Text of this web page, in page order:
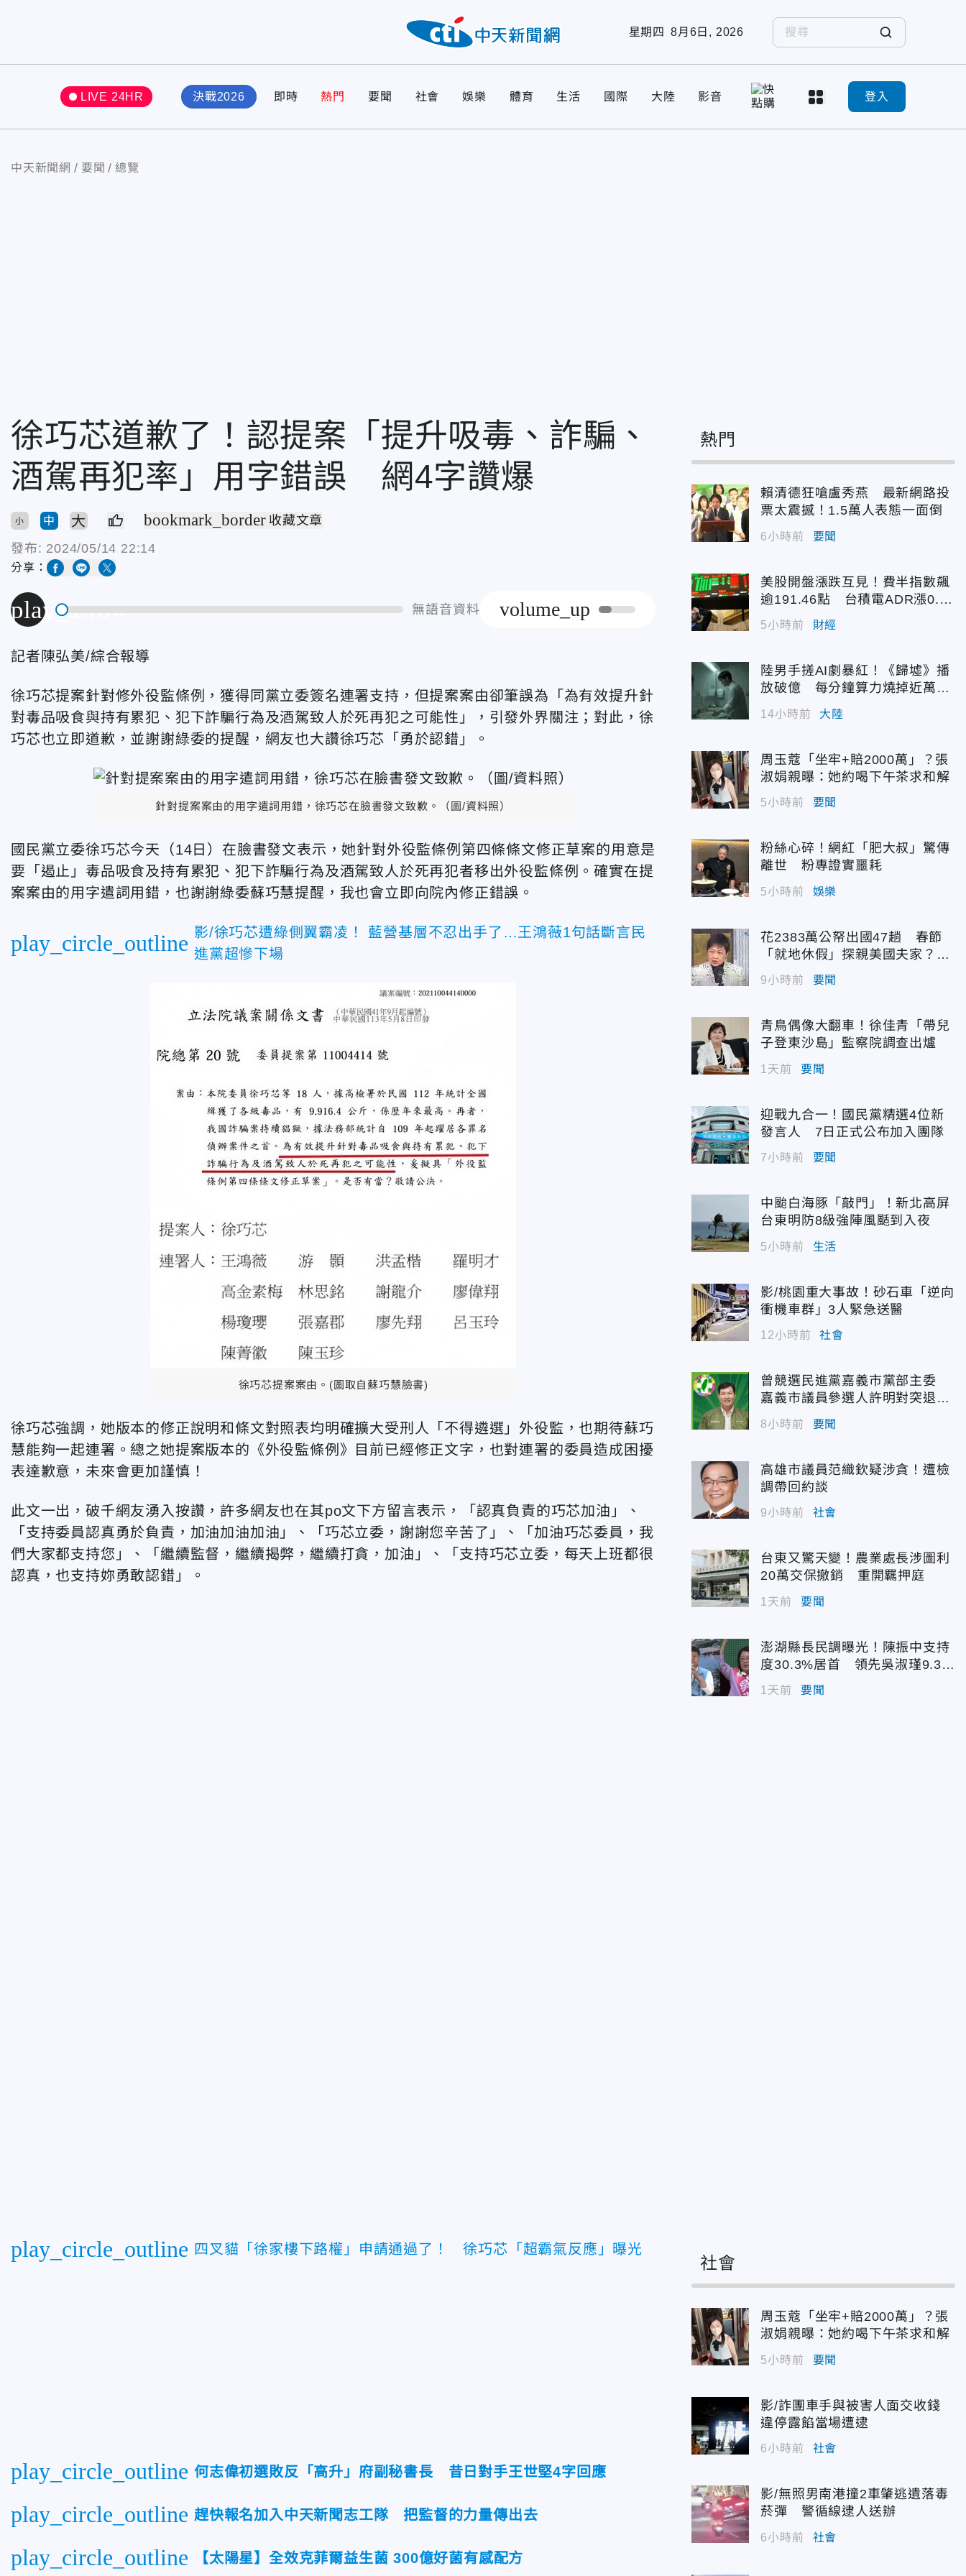
星期四 8月6日, 2026
LIVE 24HR 決戰2026 即時 熱門 要聞 社會 娛樂 體育 生活 國際 大陸 影音 登入
中天新聞網 要聞 總覽
徐巧芯道歉了！認提案「提升吸毒、詐騙、
酒駕再犯率」用字錯誤 網4字讚爆
小 中 大 bookmark_border 收藏文章
發布: 2024/05/14 22:14
分享：
play_arrow 無語音資料 volume_up
記者陳弘美/綜合報導
徐巧芯提案針對修外役監條例，獲得同黨立委簽名連署支持，但提案案由卻筆誤為「為有效提升針
對毒品吸食與持有累犯、犯下詐騙行為及酒駕致人於死再犯之可能性」，引發外界關注；對此，徐
巧芯也立即道歉，並謝謝綠委的提醒，網友也大讚徐巧芯「勇於認錯」。
針對提案案由的用字遣詞用錯，徐巧芯在臉書發文致歉。（圖/資料照）
國民黨立委徐巧芯今天（14日）在臉書發文表示，她針對外役監條例第四條條文修正草案的用意是
要「遏止」毒品吸食及持有累犯、犯下詐騙行為及酒駕致人於死再犯者移出外役監條例。確實在提
案案由的用字遣詞用錯，也謝謝綠委蘇巧慧提醒，我也會立即向院內修正錯誤。
play_circle_outline 影/徐巧芯遭綠側翼霸凌！ 藍營基層不忍出手了…王鴻薇1句話斷言民
進黨超慘下場
徐巧芯提案案由。(圖取自蘇巧慧臉書)
徐巧芯強調，她版本的修正說明和條文對照表均明確擴大受刑人「不得遴選」外役監，也期待蘇巧
慧能夠一起連署。總之她提案版本的《外役監條例》目前已經修正文字，也對連署的委員造成困擾
表達歉意，未來會更加謹慎！
此文一出，破千網友湧入按讚，許多網友也在其po文下方留言表示，「認真負責的巧芯加油」、
「支持委員認真勇於負責，加油加油加油」、「巧芯立委，謝謝您辛苦了」、「加油巧芯委員，我
們大家都支持您」、「繼續監督，繼續揭弊，繼續打貪，加油」、「支持巧芯立委，每天上班都很
認真，也支持妳勇敢認錯」。
play_circle_outline 四叉貓「徐家樓下路權」申請通過了！ 徐巧芯「超霸氣反應」曝光
play_circle_outline 何志偉初選敗反「高升」府副秘書長 昔日對手王世堅4字回應
play_circle_outline 趕快報名加入中天新聞志工隊 把監督的力量傳出去
play_circle_outline 【太陽星】全效克菲爾益生菌 300億好菌有感配方
熱門
賴清德狂嗆盧秀燕 最新網路投
票太震撼！1.5萬人表態一面倒
6小時前 要聞
美股開盤漲跌互見！費半指數飆
逾191.46點 台積電ADR漲0.9
3%
5小時前 財經
陸男手搓AI劇暴紅！《歸墟》播
放破億 每分鐘算力燒掉近萬台
14小時前 大陸
周玉蔻「坐牢+賠2000萬」？張
淑娟親曝：她約喝下午茶求和解
5小時前 要聞
粉絲心碎！網紅「肥大叔」驚傳
離世 粉專證實噩耗
5小時前 娛樂
花2383萬公帑出國47趟 春節
「就地休假」探親美國夫家？徐
佳青回應了
9小時前 要聞
青鳥偶像大翻車！徐佳青「帶兒
子登東沙島」監察院調查出爐
1天前 要聞
迎戰九合一！國民黨精選4位新
發言人 7日正式公布加入團隊
7小時前 要聞
中颱白海豚「敲門」！新北高屏
台東明防8級強陣風颳到入夜
5小時前 生活
影/桃園重大事故！砂石車「逆向
衝機車群」3人緊急送醫
12小時前 社會
曾競選民進黨嘉義市黨部主委
嘉義市議員參選人許明對突退
選！
8小時前 要聞
高雄市議員范織欽疑涉貪！遭檢
調帶回約談
9小時前 社會
台東又驚天變！農業處長涉圖利
20萬交保撤銷 重開羈押庭
1天前 要聞
澎湖縣長民調曝光！陳振中支持
度30.3%居首 領先吳淑瑾9.3個
百分點
1天前 要聞
社會
周玉蔻「坐牢+賠2000萬」？張
淑娟親曝：她約喝下午茶求和解
5小時前 要聞
影/詐團車手與被害人面交收錢
違停露餡當場遭逮
6小時前 社會
影/無照男南港撞2車肇逃遺落毒
菸彈 警循線逮人送辦
6小時前 社會